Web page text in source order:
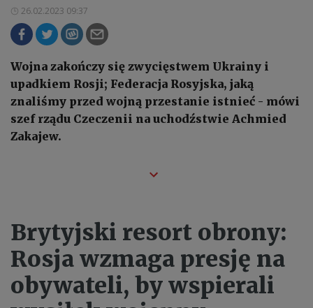
26.02.2023 09:37
Wojna zakończy się zwycięstwem Ukrainy i
upadkiem Rosji; Federacja Rosyjska, jaką
znaliśmy przed wojną przestanie istnieć - mówi
szef rządu Czeczenii na uchodźstwie Achmied
Zakajew.
Brytyjski resort obrony:
Rosja wzmaga presję na
obywateli, by wspierali